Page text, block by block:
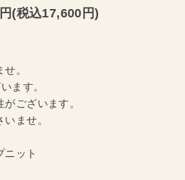
(税込17,600円)
。
ます。
ございます。
ませ。
ニット